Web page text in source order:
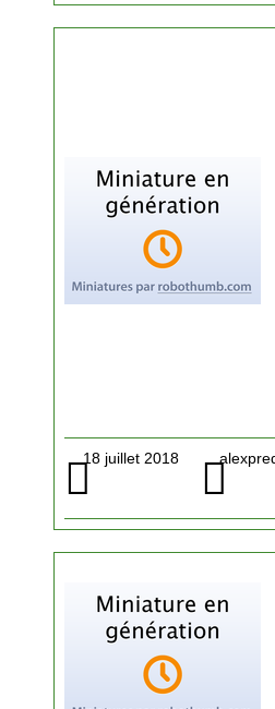
18 juillet 2018